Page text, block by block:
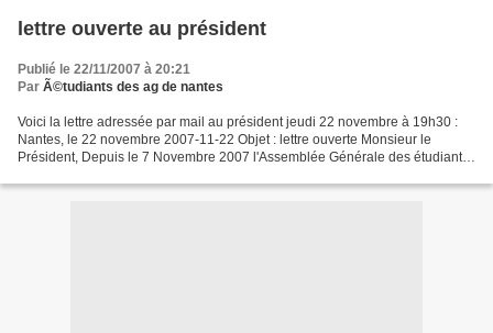
lettre ouverte au président
Publié le 22/11/2007 à 20:21
Par Ã©tudiants des ag de nantes
Voici la lettre adressée par mail au président jeudi 22 novembre à 19h30 :
Nantes, le 22 novembre 2007-11-22 Objet : lettre ouverte Monsieur le
Président, Depuis le 7 Novembre 2007 l'Assemblée Générale des étudiants